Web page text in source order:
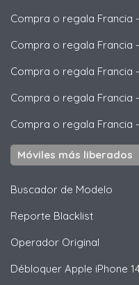
Compra o regala Francia -
Compra o regala Francia -
Compra o regala Francia -
Compra o regala Francia -
Compra o regala Francia -
Móviles más liberados
Buscador de Modelo
Reporte Blacklist
Operador Original
Débloquer Apple iPhone